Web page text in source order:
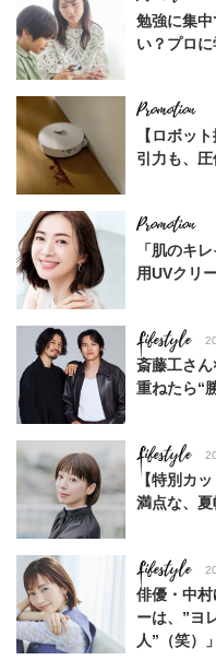
勉強に集
い？プロ
【ロボッ
引力も、圧
「肌のキ
用UVクリ
Lifestyle
斎藤工さ
重ねたら“
Lifestyle
【特別カ
満点な、夏
Lifestyle
俳優・中
ーは、”ヨ
人”（笑）